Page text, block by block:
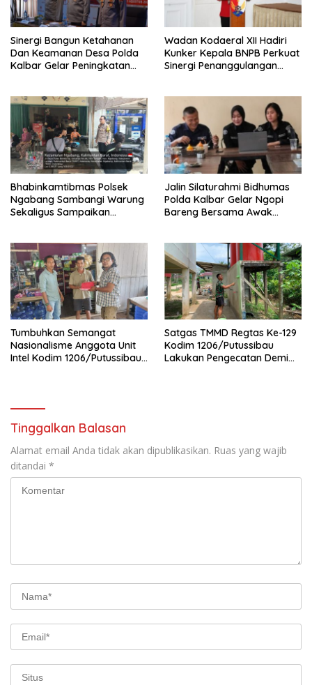
Sinergi Bangun Ketahanan
Dan Keamanan Desa Polda
Kalbar Gelar Peningkatan
Wadan Kodaeral XII Hadiri
Kunker Kepala BNPB Perkuat
Sinergi Penanggulangan
Bhabinkamtibmas Polsek
Ngabang Sambangi Warung
Sekaligus Sampaikan
Jalin Silaturahmi Bidhumas
Polda Kalbar Gelar Ngopi
Bareng Bersama Awak
Tumbuhkan Semangat
Nasionalisme Anggota Unit
Intel Kodim 1206/Putussibau
Satgas TMMD Regtas Ke-129
Kodim 1206/Putussibau
Lakukan Pengecatan Demi
Tinggalkan Balasan
Alamat email Anda tidak akan dipublikasikan. Ruas yang wajib
ditandai *